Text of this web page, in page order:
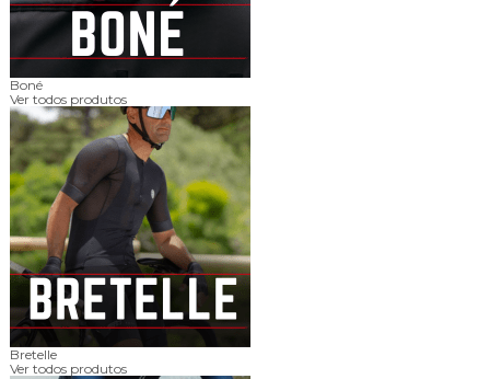
Boné
Ver todos produtos
Bretelle
Ver todos produtos